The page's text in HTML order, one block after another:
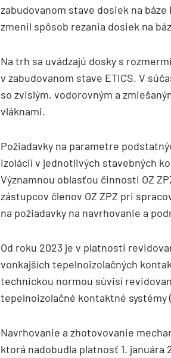
zabudovanom stave dosiek na
zmenil spôsob rezania dosiek na
Na trh sa uvádzajú dosky s
v zabudovanom stave ETICS. V
so zvislým, vodorovným a
vláknami.
Požiadavky na parametre
izolácií v jednotlivých stavebných
Významnou oblasťou činnosti OZ
zástupcov členov OZ ZPZ pri
na požiadavky na navrhovanie a
Od roku 2023 je v platnosti
vonkajších tepelnoizolačných
technickou normou súvisí
tepelnoizolačné kontaktné systémy
Navrhovanie a zhotovovanie
ktorá nadobudla platnosť 1.